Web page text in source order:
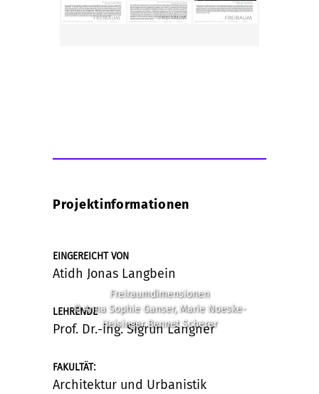
Freiraumdimensionen
© Anna Sophie Ganser, Marie Noeske-
Heisinger Bennet Scherer
Projektinformationen
EINGEREICHT VON
Atidh Jonas Langbein
LEHRENDE
Prof. Dr.-ing. Sigrun Langner
FAKULTÄT:
Architektur und Urbanistik